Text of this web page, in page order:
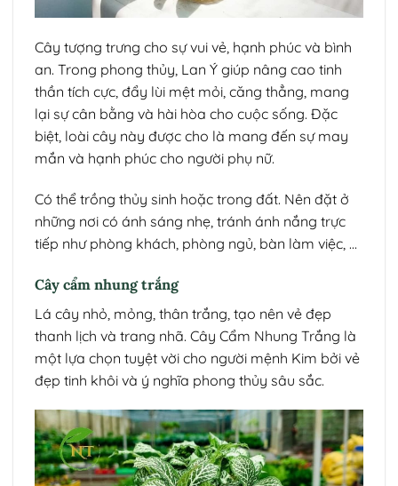
Cây tượng trưng cho sự vui vẻ, hạnh phúc và bình
an. Trong phong thủy, Lan Ý giúp nâng cao tinh
thần tích cực, đẩy lùi mệt mỏi, căng thẳng, mang
lại sự cân bằng và hài hòa cho cuộc sống. Đặc
biệt, loài cây này được cho là mang đến sự may
mắn và hạnh phúc cho người phụ nữ.
Có thể trồng thủy sinh hoặc trong đất. Nên đặt ở
những nơi có ánh sáng nhẹ, tránh ánh nắng trực
tiếp như phòng khách, phòng ngủ, bàn làm việc, …
Cây cẩm nhung trắng
Lá cây nhỏ, mỏng, thân trắng, tạo nên vẻ đẹp
thanh lịch và trang nhã. Cây Cẩm Nhung Trắng là
một lựa chọn tuyệt vời cho người mệnh Kim bởi vẻ
đẹp tinh khôi và ý nghĩa phong thủy sâu sắc.